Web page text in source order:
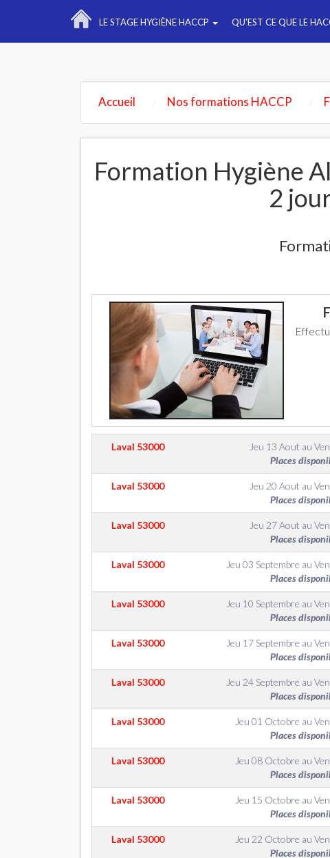
LE STAGE HYGIÈNE HACCP QU'EST CE QUE LE
Accueil Nos formations HACCP
Formation Hygiène
2
Laval 53000 Jeu 13 Aout au
Places
Laval 53000 Jeu 20 Aout au
Places
Laval 53000 Jeu 27 Aout au
Places
Laval 53000 Jeu 03 Septembre au
Places
Laval 53000 Jeu 10 Septembre au
Places
Laval 53000 Jeu 17 Septembre au
Places
Laval 53000 Jeu 24 Septembre au
Places
Laval 53000 Jeu 01 Octobre au
Places
Laval 53000 Jeu 08 Octobre au
Places
Laval 53000 Jeu 15 Octobre au
Places
Laval 53000 Jeu 22 Octobre au
Places